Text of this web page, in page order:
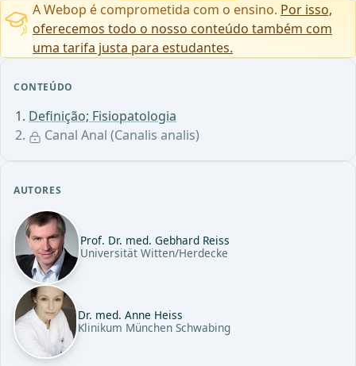
CONTEÚDO
Definição; Fisiopatologia
Canal Anal (Canalis analis)
AUTORES
Prof. Dr. med. Gebhard Reiss
Universität Witten/Herdecke
Dr. med. Anne Heiss
Klinikum München Schwabing
A Webop é comprometida com o ensino. Por isso,
oferecemos todo o nosso conteúdo também com
uma tarifa justa para estudantes.